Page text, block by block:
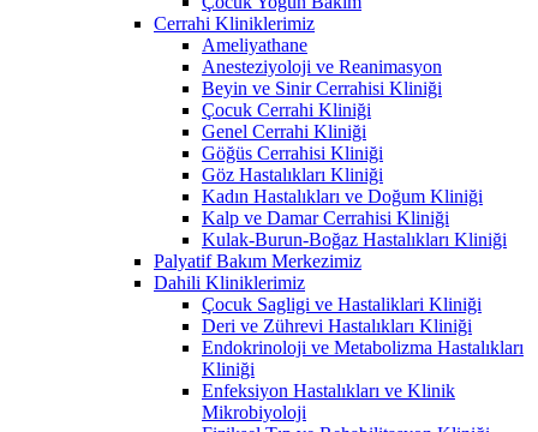
Cerrahi Kliniklerimiz
Ameliyathane
Anesteziyoloji ve Reanimasyon
Beyin ve Sinir Cerrahisi Kliniği
Çocuk Cerrahi Kliniği
Genel Cerrahi Kliniği
Göğüs Cerrahisi Kliniği
Göz Hastalıkları Kliniği
Kadın Hastalıkları ve Doğum Kliniği
Kalp ve Damar Cerrahisi Kliniği
Kulak-Burun-Boğaz Hastalıkları Kliniği
Palyatif Bakım Merkezimiz
Dahili Kliniklerimiz
Çocuk Sagligi ve Hastaliklari Kliniği
Deri ve Zührevi Hastalıkları Kliniği
Endokrinoloji ve Metabolizma Hastalıkları
Kliniği
Enfeksiyon Hastalıkları ve Klinik
Mikrobiyoloji